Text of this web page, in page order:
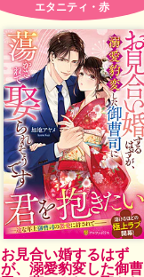
エタニティ・赤
お見合い婚するはず
が、溺愛豹変した御曹